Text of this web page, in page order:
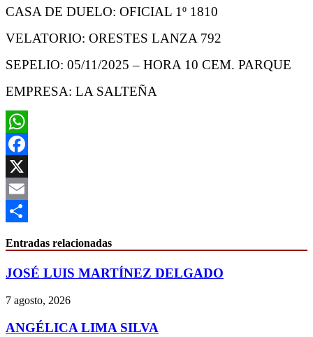
CASA DE DUELO: OFICIAL 1º 1810
VELATORIO: ORESTES LANZA 792
SEPELIO: 05/11/2025 – HORA 10 CEM. PARQUE
EMPRESA: LA SALTEÑA
WhatsApp
Facebook
X
Email
Entradas relacionadas
JOSÉ LUIS MARTÍNEZ DELGADO
7 agosto, 2026
ANGÉLICA LIMA SILVA